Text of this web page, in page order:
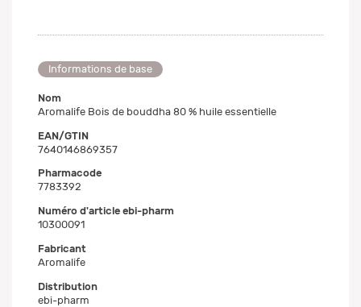
Informations de base
Nom
Aromalife Bois de bouddha 80 % huile essentielle
EAN/GTIN
7640146869357
Pharmacode
7783392
Numéro d'article ebi-pharm
10300091
Fabricant
Aromalife
Distribution
ebi-pharm